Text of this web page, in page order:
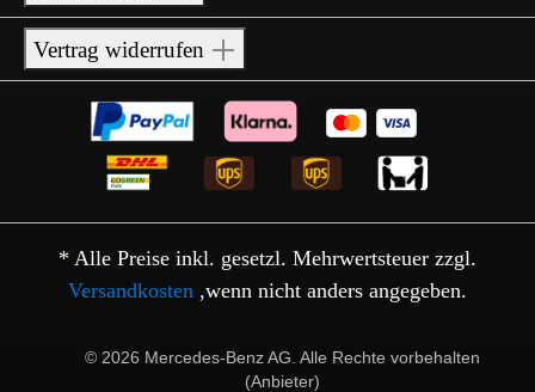
Vertrag widerrufen
* Alle Preise inkl. gesetzl. Mehrwertsteuer zzgl.
Versandkosten ,wenn nicht anders angegeben.
© 2026 Mercedes-Benz AG. Alle Rechte vorbehalten
(Anbieter)